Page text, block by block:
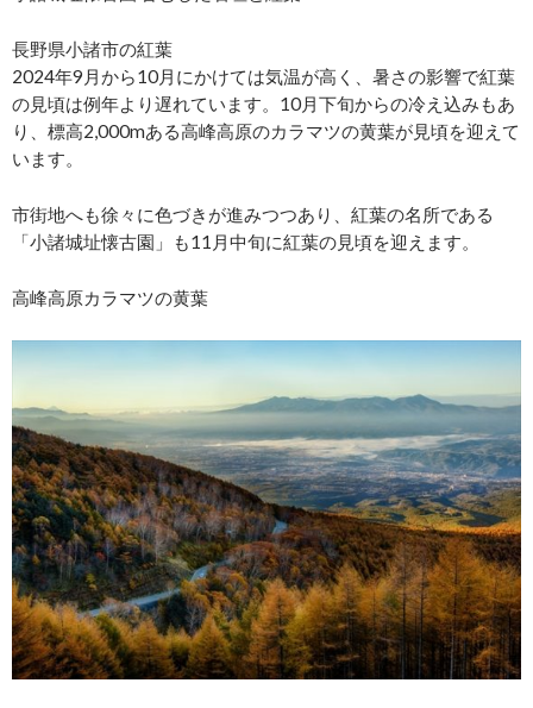
長野県小諸市の紅葉
2024年9月から10月にかけては気温が高く、暑さの影響で紅葉
の見頃は例年より遅れています。10月下旬からの冷え込みもあ
り、標高2,000mある高峰高原のカラマツの黄葉が見頃を迎えて
います。
市街地へも徐々に色づきが進みつつあり、紅葉の名所である
「小諸城址懐古園」も11月中旬に紅葉の見頃を迎えます。
高峰高原カラマツの黄葉